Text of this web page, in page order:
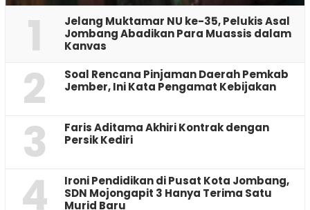
1
Jelang Muktamar NU ke-35, Pelukis Asal
Jombang Abadikan Para Muassis dalam
Kanvas
2
‎Soal Rencana Pinjaman Daerah Pemkab
Jember, Ini Kata Pengamat Kebijakan ‎
3
Faris Aditama Akhiri Kontrak dengan
Persik Kediri
4
Ironi Pendidikan di Pusat Kota Jombang,
SDN Mojongapit 3 Hanya Terima Satu
Murid Baru